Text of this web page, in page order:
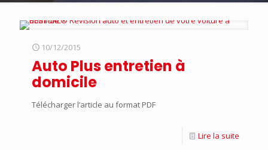
10/12/2015
Auto Plus entretien à
domicile
Télécharger l’article au format PDF
Lire la suite